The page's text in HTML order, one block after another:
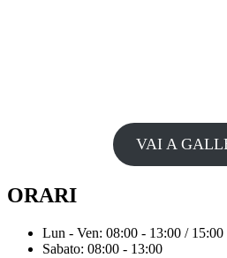
VAI A
ORARI
Lun - Ven: 08:00 - 13:00 / 15:00
Sabato: 08:00 - 13:00